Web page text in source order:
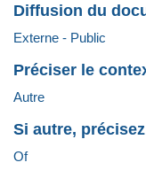
Diffusion du
Externe - Public
Préciser le
Autre
Si autre, précisez
Of